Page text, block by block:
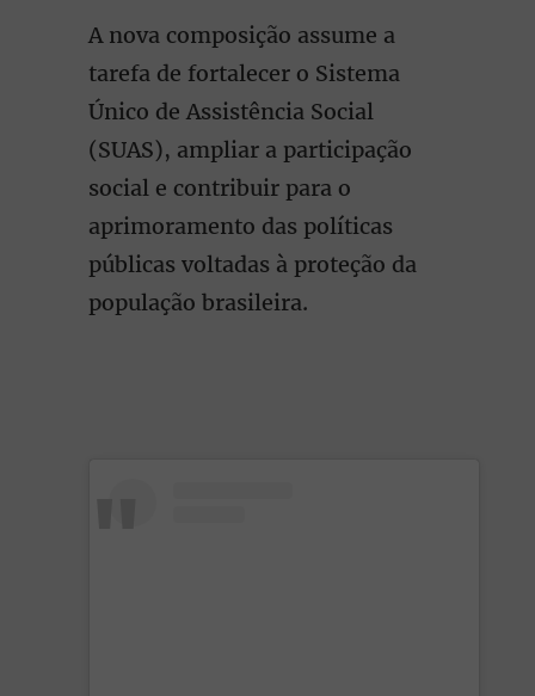
A nova composição assume a
tarefa de fortalecer o Sistema
Único de Assistência Social
(SUAS), ampliar a participação
social e contribuir para o
aprimoramento das políticas
públicas voltadas à proteção da
população brasileira.